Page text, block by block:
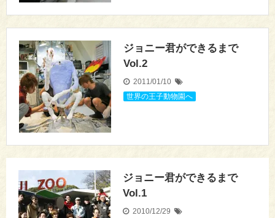
ジョニー君ができるまで
Vol.2
2011/01/10
世界の王子動物園へ
ジョニー君ができるまで
Vol.1
2010/12/29